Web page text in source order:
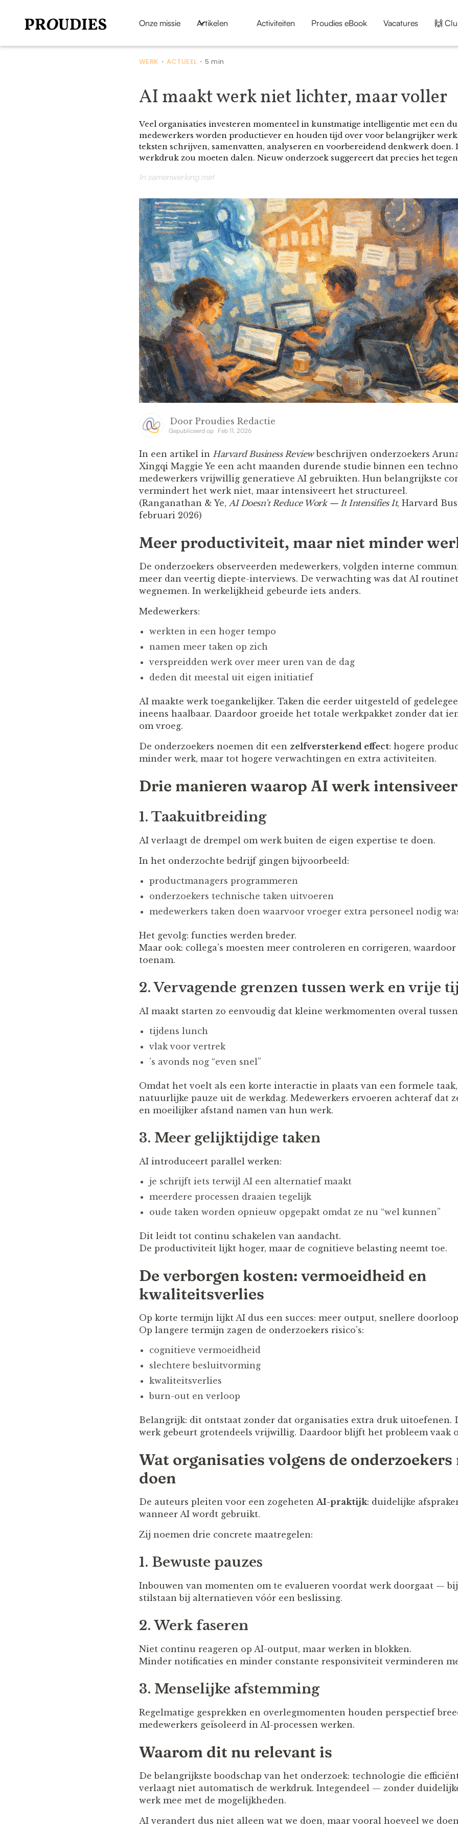
Onze missie Artikelen Activiteiten Proudies eBook Vacatures 🙌
WERK • ACTUEEL •5 min
AI maakt werk niet lichter, maar voller
Veel organisaties investeren momenteel in kunstmatige intelligentie met een
medewerkers worden productiever en houden tijd over voor belangrijker
teksten schrijven, samenvatten, analyseren en voorbereidend denkwerk doen.
werkdruk zou moeten dalen. Nieuw onderzoek suggereert dat precies het
In samenwerking met
Door Proudies Redactie
Gepubliceerd op Feb 11, 2026
In een artikel in Harvard Business Reviewbeschrijven onderzoekers
Xingqi Maggie Ye een acht maanden durende studie binnen een
medewerkers vrijwillig generatieve AI gebruikten. Hun belangrijkste
vermindert het werk niet, maar intensiveert het structureel.
(Ranganathan & Ye, AI Doesn’t Reduce Work — It Intensifies It, Harvard
februari 2026)
Meer productiviteit, maar niet minder
De onderzoekers observeerden medewerkers, volgden interne
meer dan veertig diepte-interviews. De verwachting was dat AI
wegnemen. In werkelijkheid gebeurde iets anders.
Medewerkers:
werkten in een hoger tempo
namen meer taken op zich
verspreidden werk over meer uren van de dag
deden dit meestal uit eigen initiatief
AI maakte werk toegankelijker. Taken die eerder uitgesteld of
ineens haalbaar. Daardoor groeide het totale werkpakket zonder dat
om vroeg.
De onderzoekers noemen dit een zelfversterkend effect: hogere
minder werk, maar tot hogere verwachtingen en extra activiteiten.
Drie manieren waarop AI werk
1. Taakuitbreiding
AI verlaagt de drempel om werk buiten de eigen expertise te doen.
In het onderzochte bedrijf gingen bijvoorbeeld:
productmanagers programmeren
onderzoekers technische taken uitvoeren
medewerkers taken doen waarvoor vroeger extra personeel nodig
Het gevolg: functies werden breder.
Maar ook: collega’s moesten meer controleren en corrigeren,
toenam.
2. Vervagende grenzen tussen werk en vrije
AI maakt starten zo eenvoudig dat kleine werkmomenten overal
tijdens lunch
vlak voor vertrek
’s avonds nog “even snel”
Omdat het voelt als een korte interactie in plaats van een formele
natuurlijke pauze uit de werkdag. Medewerkers ervoeren achteraf dat
en moeilijker afstand namen van hun werk.
3. Meer gelijktijdige taken
AI introduceert parallel werken:
je schrijft iets terwijl AI een alternatief maakt
meerdere processen draaien tegelijk
oude taken worden opnieuw opgepakt omdat ze nu “wel kunnen”
Dit leidt tot continu schakelen van aandacht.
De productiviteit lijkt hoger, maar de cognitieve belasting neemt toe.
De verborgen kosten: vermoeidheid en
kwaliteitsverlies
Op korte termijn lijkt AI dus een succes: meer output, snellere
Op langere termijn zagen de onderzoekers risico’s:
cognitieve vermoeidheid
slechtere besluitvorming
kwaliteitsverlies
burn-out en verloop
Belangrijk: dit ontstaat zonder dat organisaties extra druk uitoefenen.
werk gebeurt grotendeels vrijwillig. Daardoor blijft het probleem vaak
Wat organisaties volgens de onderzoekers
doen
De auteurs pleiten voor een zogeheten AI-praktijk: duidelijke
wanneer AI wordt gebruikt.
Zij noemen drie concrete maatregelen:
1. Bewuste pauzes
Inbouwen van momenten om te evalueren voordat werk doorgaat —
stilstaan bij alternatieven vóór een beslissing.
2. Werk faseren
Niet continu reageren op AI-output, maar werken in blokken.
Minder notificaties en minder constante responsiviteit verminderen
3. Menselijke afstemming
Regelmatige gesprekken en overlegmomenten houden perspectief
medewerkers geïsoleerd in AI-processen werken.
Waarom dit nu relevant is
De belangrijkste boodschap van het onderzoek: technologie die
verlaagt niet automatisch de werkdruk. Integendeel — zonder
werk mee met de mogelijkheden.
AI verandert dus niet alleen wat we doen, maar vooral hoeveel we